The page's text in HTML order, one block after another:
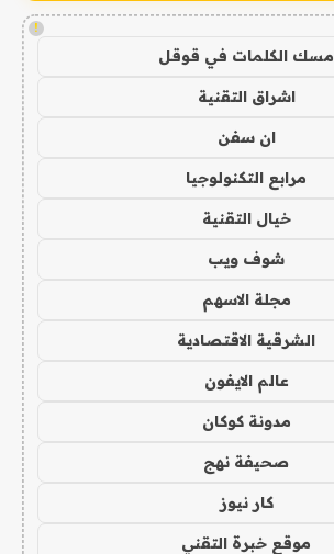
!
مسك الكلمات في قوقل
اشراق التقنية
ان سفن
مرابع التكنولوجيا
خيال التقنية
شوف ويب
مجلة الاسهم
الشرقية الاقتصادية
عالم الايفون
مدونة كوكان
صحيفة نهج
كار نيوز
موقع خبرة التقني